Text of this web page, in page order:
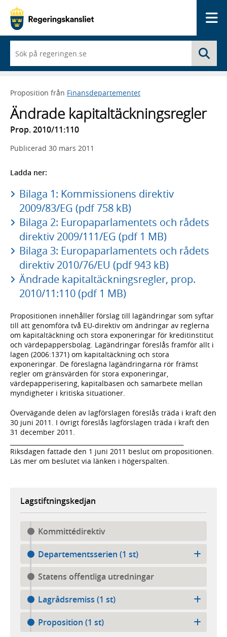
du
börjar
skriva
framträder
en
lista
med
sökförslag
Proposition från Finansdepartementet
Ändrade kapitaltäckningsregler
Prop. 2010/11:110
Publicerad 30 mars 2011
Ladda ner:
Bilaga 1: Kommissionens direktiv
2009/83/EG (pdf 758 kB)
Bilaga 2: Europaparlamentets och rådets
direktiv 2009/111/EG (pdf 1 MB)
Bilaga 3: Europaparlamentets och rådets
direktiv 2010/76/EU (pdf 943 kB)
Ändrade kapitaltäckningsregler, prop.
2010/11:110 (pdf 1 MB)
Propositionen innehåller förslag till lagändringar som syftar
till att genomföra två EU-direktiv om ändringar av reglerna
om kapitaltäckning och stora exponeringar för kreditinstitut
och värdepappersbolag. Lagändringar föreslås framför allt i
lagen (2006:1371) om kapitaltäckning och stora
exponeringar. De föreslagna lagändringarna rör främst
regler om gränsvärden för stora exponeringar,
värdepapperisering, kapitalbasen och samarbete mellan
myndigheter i kritiska situationer.
Övervägande delen av lagförslagen föreslås träda i kraft den
30 juni 2011. I övrigt föreslås lagförslagen träda i kraft den
31 december 2011.
Riksdagen fattade den 1 juni 2011 beslut om propositionen.
Läs mer om beslutet via länken i högerspalten.
Lagstiftningskedjan
Kommittédirektiv
Departementsserien (1 st)
Statens offentliga utredningar
Lagrådsremiss (1 st)
Proposition (1 st)